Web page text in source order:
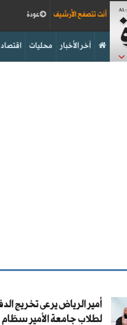
عودة أنت تتصفح الأرشيف
اقتصاد محليات آخر الأخبار
لطلاب جامعة الأمير سطّام ‎